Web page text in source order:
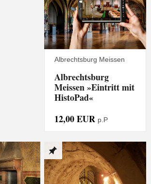
Albrechtsburg Meissen
Albrechtsburg
Meissen »Eintritt mit
HistoPad«
12,00 EUR p.P